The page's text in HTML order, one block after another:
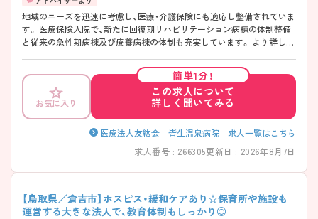
地域のニーズを迅速に考慮し、医療・介護保険にも適応し整備されていま
す。 医療保険入院で、新たに回復期リハビリテーション病棟の体制整備
と従来の急性期病棟及び療養病棟の体制も充実しています。 より詳しく
お気に入り
簡単1分！
この求人について
詳しく聞いてみる
医療法人友紘会 皆生温泉病院 求人一覧はこちら
求人番号 : 266305更新日 : 2026年8月7日
【鳥取県／倉吉市】ホスピス・緩和ケアあり☆保育所や施設も
運営する大きな法人で、教育体制もしっかり◎